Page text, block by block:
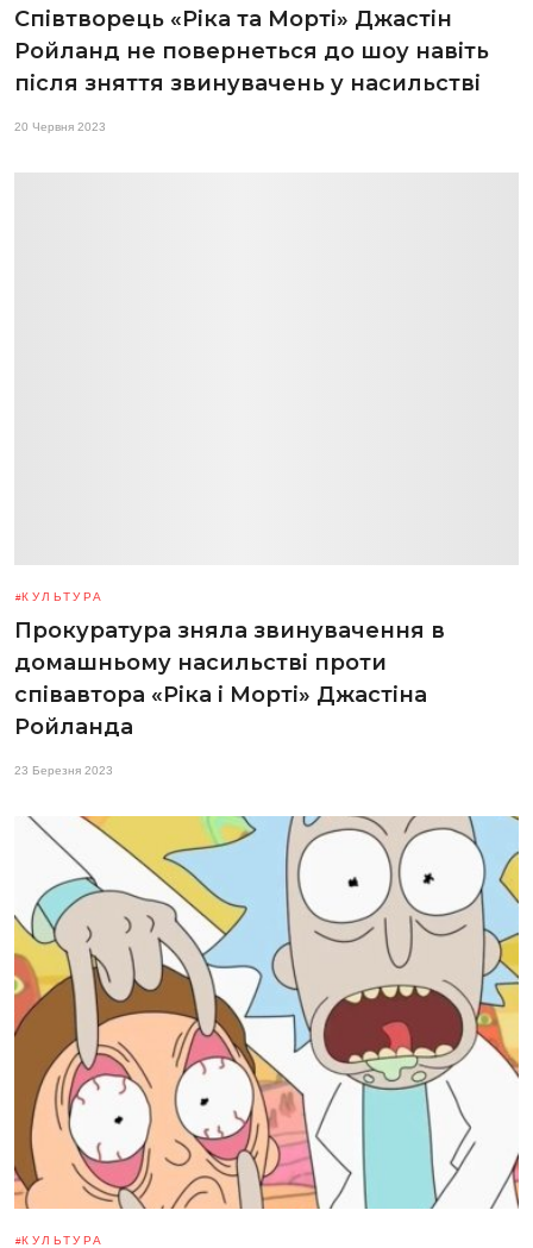
Співтворець «Ріка та Морті» Джастін
Ройланд не повернеться до шоу навіть
після зняття звинувачень у насильстві
20 Червня 2023
КУЛЬТУРА
Прокуратура зняла звинувачення в
домашньому насильстві проти
співавтора «Ріка і Морті» Джастіна
Ройланда
23 Березня 2023
КУЛЬТУРА